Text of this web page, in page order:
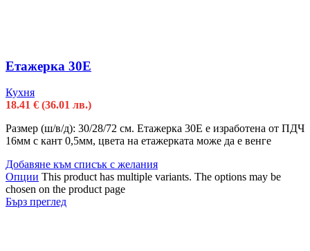
Етажерка 30Е
Кухня
18.41 € (36.01 лв.)
Размер (ш/в/д): 30/28/72 см. Етажерка 30Е е изработена от ПДЧ
16мм с кант 0,5мм, цвета на етажерката може да е венге
Добавяне към списък с желания
Опции This product has multiple variants. The options may be
chosen on the product page
Бърз преглед